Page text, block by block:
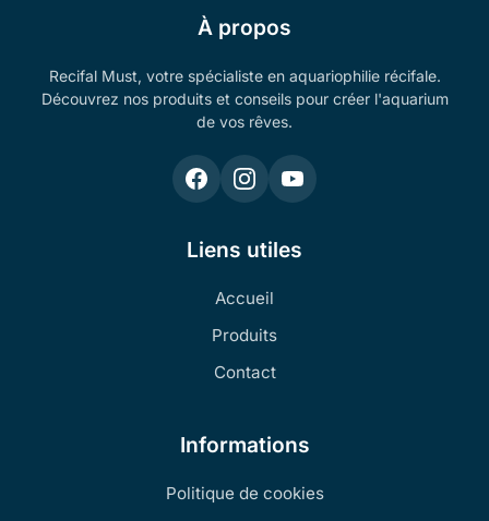
À propos
Recifal Must, votre spécialiste en aquariophilie récifale.
Découvrez nos produits et conseils pour créer l'aquarium
de vos rêves.
Liens utiles
Accueil
Produits
Contact
Informations
Politique de cookies